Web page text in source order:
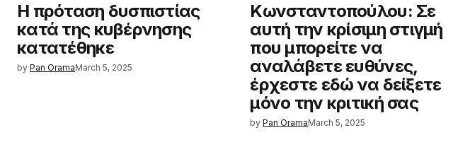
Η πρόταση δυσπιστίας
κατά της κυβέρνησης
κατατέθηκε
by Pan OramaMarch 5, 2025
Κωνσταντοπούλου: Σε
αυτή την κρίσιμη στιγμή
που μπορείτε να
αναλάβετε ευθύνες,
έρχεστε εδώ να δείξετε
μόνο την κριτική σας
by Pan OramaMarch 5, 2025